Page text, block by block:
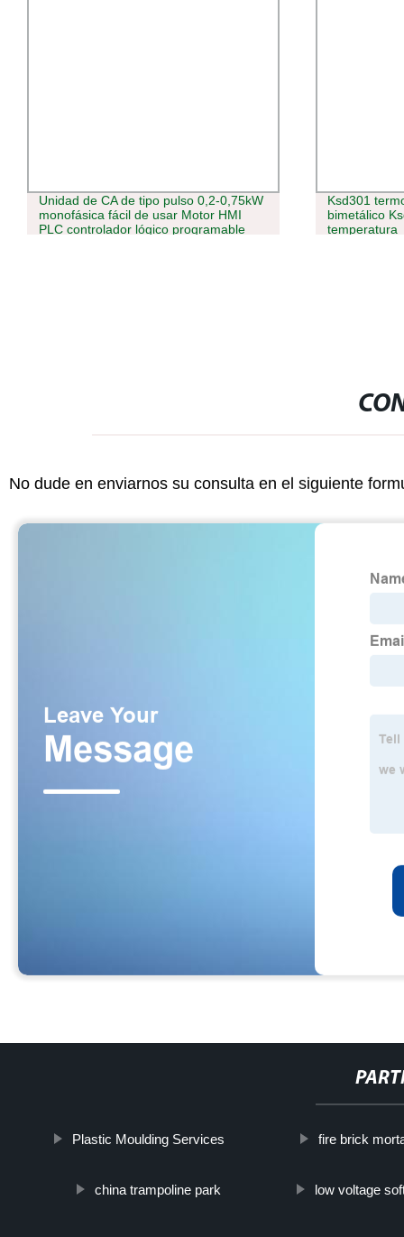
Unidad de CA de tipo pulso 0,2-0,75kW
monofásica fácil de usar Motor HMI
PLC controlador lógico programable
Ksd301
bimetálico
temperatura
No dude en enviarnos su consulta en el siguiente
Plastic Moulding Services fire brick
china trampoline park low voltage